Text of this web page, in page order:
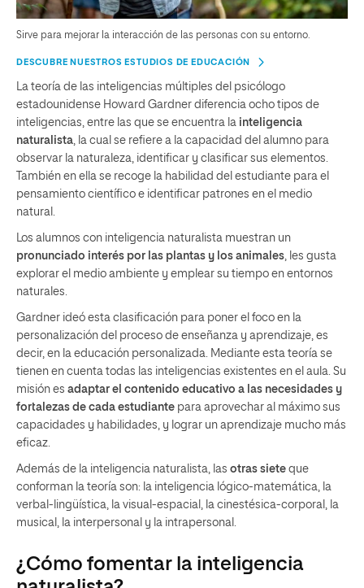
Sirve para mejorar la interacción de las personas con su entorno.
DESCUBRE NUESTROS ESTUDIOS DE EDUCACIÓN
La teoría de las inteligencias múltiples del psicólogo
estadounidense Howard Gardner diferencia ocho tipos de
inteligencias, entre las que se encuentra la inteligencia
naturalista , la cual se refiere a la capacidad del alumno para
observar la naturaleza, identificar y clasificar sus elementos.
También en ella se recoge la habilidad del estudiante para el
pensamiento científico e identificar patrones en el medio
natural.
Los alumnos con inteligencia naturalista muestran un
pronunciado interés por las plantas y los animales , les gusta
explorar el medio ambiente y emplear su tiempo en entornos
naturales.
Gardner ideó esta clasificación para poner el foco en la
personalización del proceso de enseñanza y aprendizaje, es
decir, en la educación personalizada. Mediante esta teoría se
tienen en cuenta todas las inteligencias existentes en el aula. Su
misión es adaptar el contenido educativo a las necesidades y
fortalezas de cada estudiante para aprovechar al máximo sus
capacidades y habilidades, y lograr un aprendizaje mucho más
eficaz.
Además de la inteligencia naturalista, las otras siete que
conforman la teoría son: la inteligencia lógico-matemática, la
verbal-lingüística, la visual-espacial, la cinestésica-corporal, la
musical, la interpersonal y la intrapersonal.
¿Cómo fomentar la inteligencia